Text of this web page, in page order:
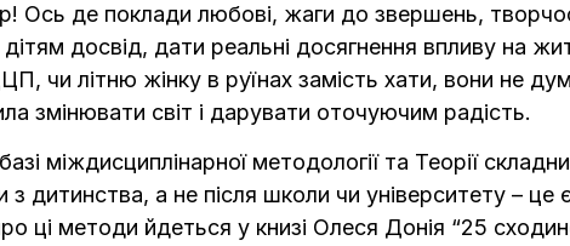
Ось де поклади любові, жаги до звершень,
досвід, дати реальні досягнення впливу на
чи літню жінку в руїнах замість хати, вони не
змінювати світ і дарувати оточуючим радість.
міждисциплінарної методології та Теорії
дитинства, а не після школи чи університету – це
ці методи йдеться у книзі Олеся Донія “25